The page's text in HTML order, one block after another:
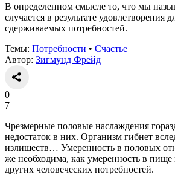
В определенном смысле то, что мы
случается в результате удовлетворения
сдерживаемых потребностей.
Темы: Потребности • Счастье
Автор: Зигмунд Фрейд
0
7
Чрезмерные половые наслаждения
недостаток в них. Организм гибнет
излишеств… Умеренность в половых
же необходима, как умеренность в пище
других человеческих потребностей.